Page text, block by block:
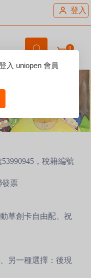
登入
0
，稅籍編號
發票
草創卡自由配、祝
另一種選擇：後現
入 uniopen 會員